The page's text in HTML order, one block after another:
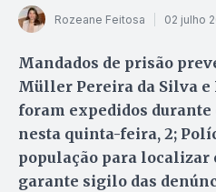
Rozeane Feitosa 02 julho
Mandados de prisão
Müller Pereira da Silva e
foram expedidos
nesta quinta-feira, 2;
população para localizar
garante sigilo das